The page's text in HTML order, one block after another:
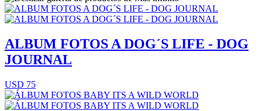
ALBUM FOTOS A DOG´S LIFE - DOG
JOURNAL
USD 75